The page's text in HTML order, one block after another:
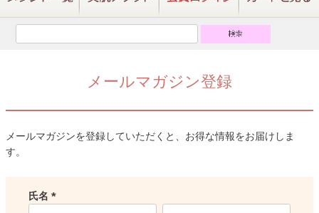
メールマガジン登録
メールマガジンを登録していただくと、お得な情報をお届けしま
す。
氏名